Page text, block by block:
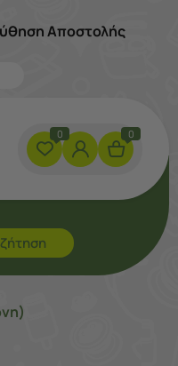
Αποστολής
0 0